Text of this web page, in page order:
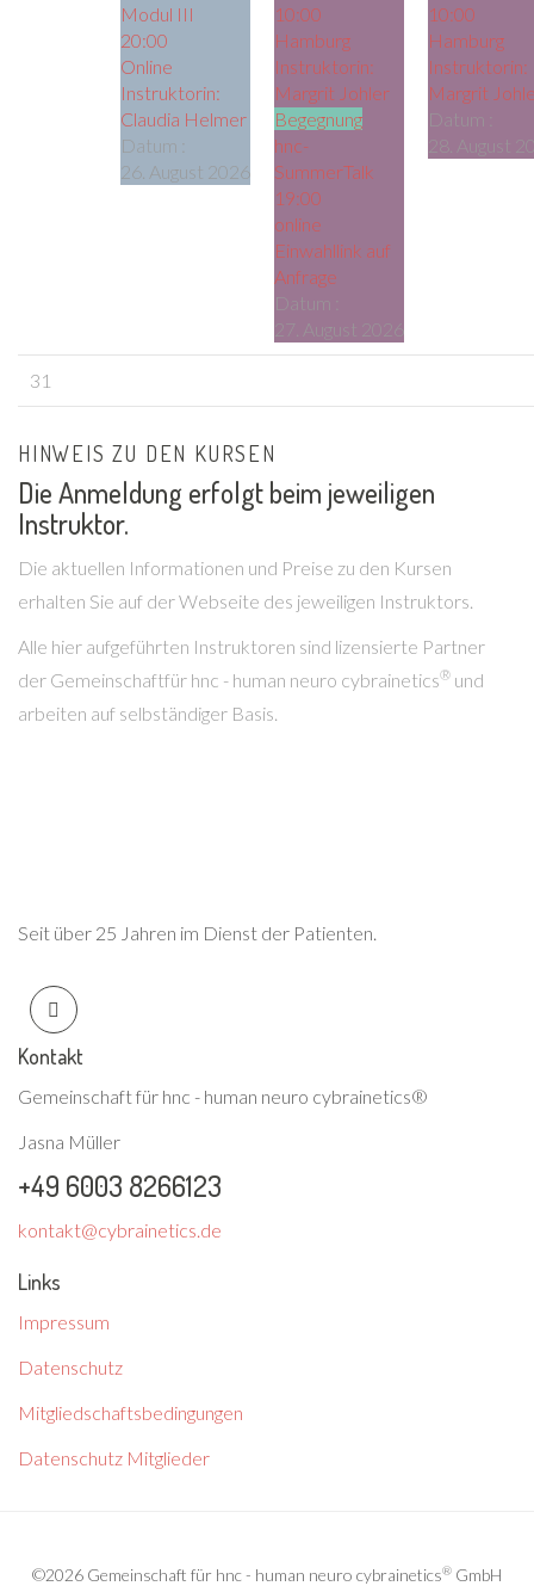
Modul III
20:00
Online
Instruktorin:
Claudia Helmer
Datum :
26. August 2026
10:00
Hamburg
Instruktorin:
Margrit Johler
Begegnung
hnc-
SummerTalk
19:00
online
Einwahllink auf
Anfrage
Datum :
27. August 2026
10:00
Hamburg
Instruktorin:
Margrit
Datum :
28. August
31
HINWEIS ZU DEN KURSEN
Die Anmeldung erfolgt beim jeweiligen
Instruktor.
Die aktuellen Informationen und Preise zu den Kursen
erhalten Sie auf der Webseite des jeweiligen Instruktors.
Alle hier aufgeführten Instruktoren sind lizensierte Partner
der Gemeinschaftfür hnc - human neuro cybrainetics® und
arbeiten auf selbständiger Basis.
Seit über 25 Jahren im Dienst der Patienten.
Kontakt
Gemeinschaft für hnc - human neuro cybrainetics®
Jasna Müller
+49 6003 8266123
kontakt@cybrainetics.de
Links
Impressum
Datenschutz
Mitgliedschaftsbedingungen
Datenschutz Mitglieder
©2026 Gemeinschaft für hnc - human neuro cybrainetics® GmbH